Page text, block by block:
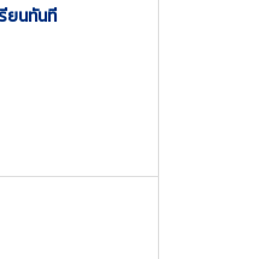
ยนทันที